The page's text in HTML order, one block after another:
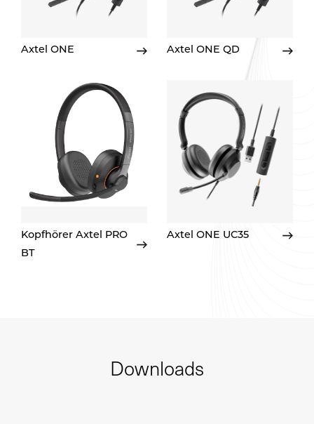
Axtel ONE Axtel ONE QD
Kopfhörer Axtel PRO
BT
Axtel ONE UC35
Downloads